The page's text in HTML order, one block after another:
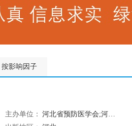
按影响因子
主办单位： 河北省预防医学会;河北省药学会